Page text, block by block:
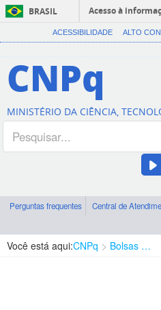
BRASIL
Acesso à
ACESSIBILIDADE ALTO
CNPq
MINISTÉRIO DA CIÊNCIA,
Perguntas frequentes Central de
Você está aqui:CNPq Bolsas e Auxílios Vigentes